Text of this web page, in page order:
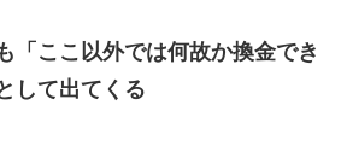
「ここ以外では何故か換金でき
して出てくる